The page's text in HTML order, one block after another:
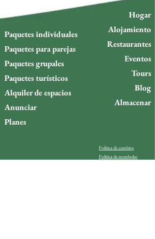
Paquetes individuales
Paquetes para parejas
Paquetes grupales
Paquetes turísticos
Alquiler de espacios
Anunciar
Planes
Hogar
Alojamiento
Restaurantes
Eventos
Tours
Blog
Almacenar
Política de cambios
Política de reembolso